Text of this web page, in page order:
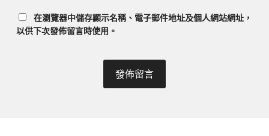
在瀏覽器中儲存顯示名稱、電子郵件地址及個人網站網址，
以供下次發佈留言時使用。